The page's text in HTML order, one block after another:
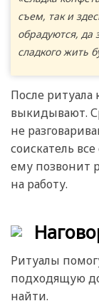
съем, так и
обрадуются,
сладкого жить
После ритуала
выкидывают.
не
соискатель
ему позвонит
на работу.
Ритуалы
подходящую
найти.